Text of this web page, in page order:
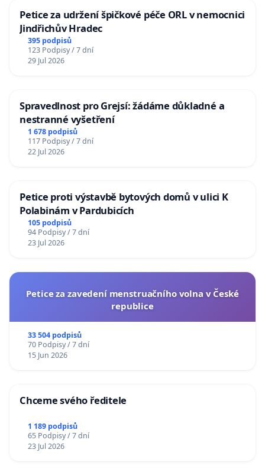
Petice za udržení špičkové péče ORL v nemocnici
Jindřichův Hradec
395 podpisů
123 Podpisy / 7 dní
29 Jul 2026
Spravedlnost pro Grejsí: žádáme důkladné a
nestranné vyšetření
1 678 podpisů
117 Podpisy / 7 dní
22 Jul 2026
Petice proti výstavbě bytových domů v ulici K
Polabinám v Pardubicích
105 podpisů
94 Podpisy / 7 dní
23 Jul 2026
Petice za zavedení menstruačního volna v České
republice
33 504 podpisů
70 Podpisy / 7 dní
15 Jun 2026
Chceme svého ředitele
1 189 podpisů
65 Podpisy / 7 dní
23 Jul 2026